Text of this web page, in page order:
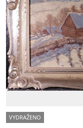
VYDRAŽENO